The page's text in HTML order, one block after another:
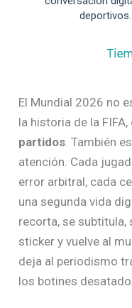
El Mundial 2026 no
la historia de la FIFA,
partidos. También
atención. Cada
error arbitral, cada
una segunda vida
recorta, se subtitula,
sticker y vuelve al
deja al periodismo
los botines